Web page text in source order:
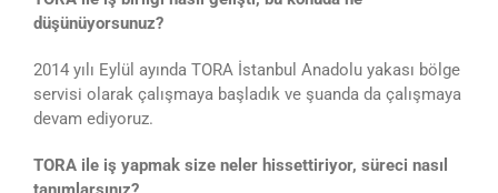
düşünüyorsunuz?
2014 yılı Eylül ayında TORA İstanbul Anadolu yakası bölge
servisi olarak çalışmaya başladık ve şuanda da çalışmaya
devam ediyoruz.
TORA ile iş yapmak size neler hissettiriyor, süreci nasıl